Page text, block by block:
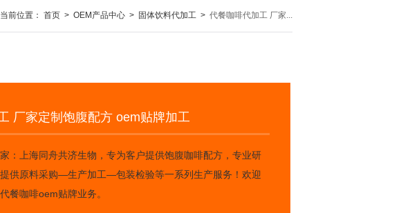
前位置： 首页 > OEM产品中心 > 固体饮料代加工 > 代餐咖啡代加工 厂家...
厂家定制饱腹配方 oem贴牌加工
：上海同舟共济生物，专为客户提供饱腹咖啡配方，专业研
供原料采购—生产加工—包装检验等一系列生产服务！欢迎
餐咖啡oem贴牌业务。